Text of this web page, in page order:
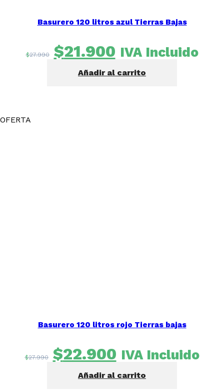
Basurero 120 litros azul Tierras Bajas
$27.990 El
precio
original
$21.900El
precio
actual
IVA Incluido
Añadir al carrito
OFERTA
Basurero 120 litros rojo Tierras bajas
$27.990 El
precio
original
$22.900El
precio
actual
IVA Incluido
Añadir al carrito